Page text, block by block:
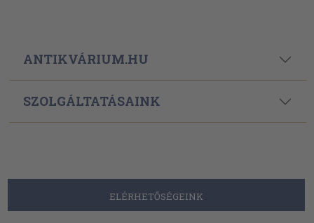
ANTIKVÁRIUM.HU
SZOLGÁLTATÁSAINK
ELÉRHETŐSÉGEINK